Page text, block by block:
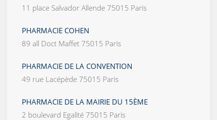
11 place Salvador Allende 75015 Paris
PHARMACIE COHEN
89 all Doct Maffet 75015 Paris
PHARMACIE DE LA CONVENTION
49 rue Lacépède 75015 Paris
PHARMACIE DE LA MAIRIE DU 15ÈME
2 boulevard Egalité 75015 Paris